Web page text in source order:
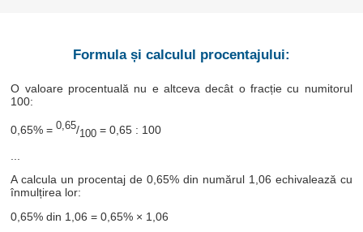
Formula și calculul procentajului:
O valoare procentuală nu e altceva decât o fracție cu numitorul
100:
0,65% =0,65/100 = 0,65 : 100
...
A calcula un procentaj de 0,65% din numărul 1,06 echivalează cu
înmulțirea lor:
0,65% din 1,06 = 0,65% × 1,06